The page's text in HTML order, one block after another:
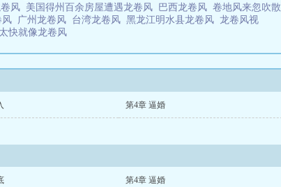
风 美国得州百余房屋遭遇龙卷风 巴西龙卷风 卷地风来忽吹散
风 广州龙卷风 台湾龙卷风 黑龙江明水县龙卷风 龙卷风视
快就像龙卷风
第4章 逼婚
第4章 逼婚